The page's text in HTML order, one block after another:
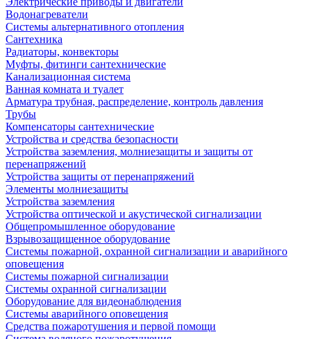
Водонагреватели
Системы альтернативного отопления
Сантехника
Радиаторы, конвекторы
Муфты, фитинги сантехнические
Канализационная система
Ванная комната и туалет
Арматура трубная, распределение, контроль давления
Трубы
Компенсаторы сантехнические
Устройства и средства безопасности
Устройства заземления, молниезащиты и защиты от
перенапряжений
Устройства защиты от перенапряжений
Элементы молниезащиты
Устройства заземления
Устройства оптической и акустической сигнализации
Общепромышленное оборудование
Взрывозащищенное оборудование
Системы пожарной, охранной сигнализации и аварийного
оповещения
Системы пожарной сигнализации
Системы охранной сигнализации
Оборудование для видеонаблюдения
Системы аварийного оповещения
Средства пожаротушения и первой помощи